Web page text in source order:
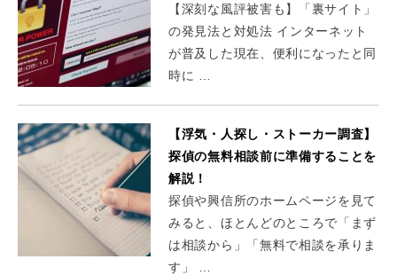
【深刻な風評被害も】「裏サイト」
の発見法と対処法 インターネット
が普及した現在、便利になったと同
時に …
【浮気・人探し・ストーカー調査】
探偵の無料相談前に準備することを
解説！
探偵や興信所のホームページを見て
みると、ほとんどのところで「まず
は相談から」「無料で相談を承りま
す」 …